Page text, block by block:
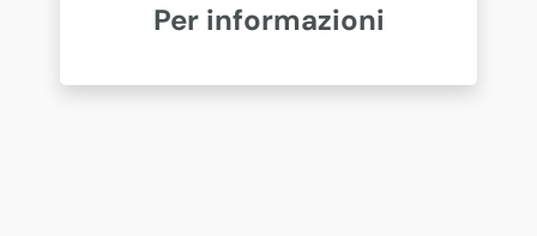
Per informazioni